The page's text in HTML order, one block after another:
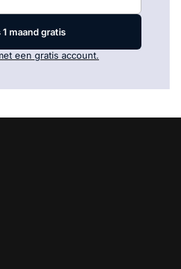
1 maand gratis
een gratis account.